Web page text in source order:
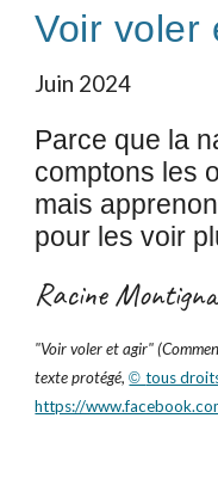
Voir voler
Juin 2024
Parce que la
comptons les
mais
pour les voir
Racine
"Voir voler et agir"
texte protégé,©tous
https://